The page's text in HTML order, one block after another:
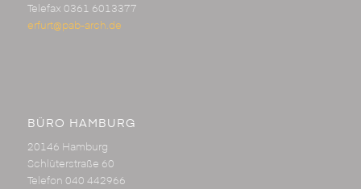
Telefax 0361 6013377
erfurt@pab-arch.de
BÜRO HAMBURG
20146 Hamburg
Schlüterstraße 60
Telefon 040 442966